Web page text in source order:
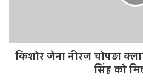
किशोर जेना नीरज चोपड़ा
सिंह को